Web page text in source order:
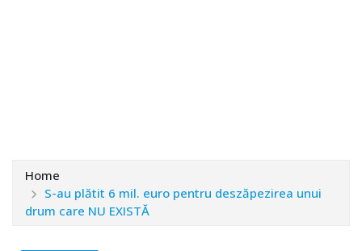
Home
S-au plătit 6 mil. euro pentru deszăpezirea unui
drum care NU EXISTĂ